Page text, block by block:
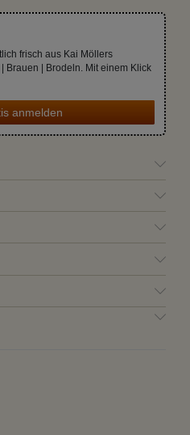
frisch aus Kai Möllers
Brauen | Brodeln. Mit einem Klick
anmelden